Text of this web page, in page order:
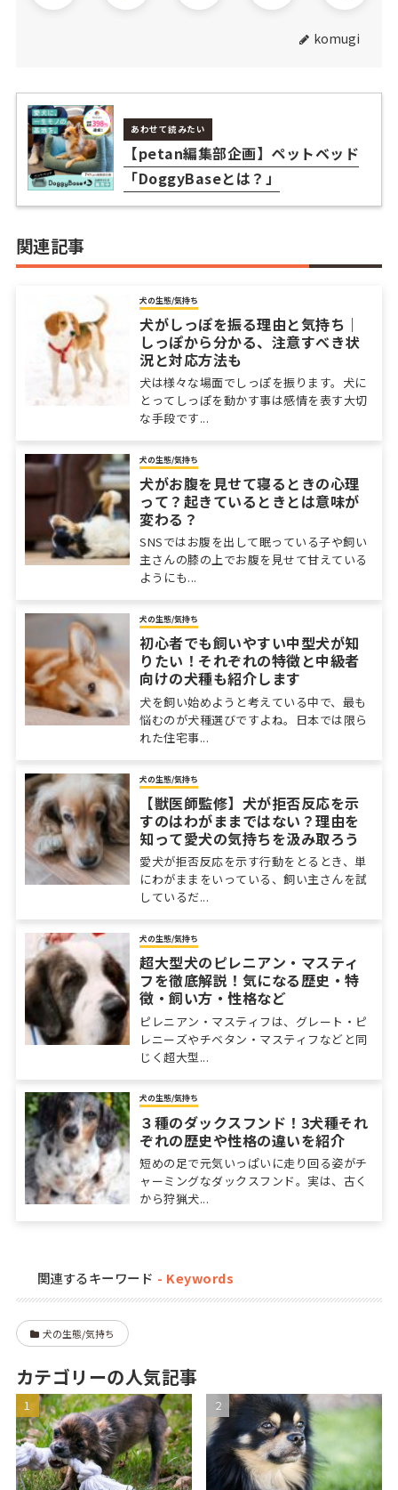
komugi
あわせて読みたい
【petan編集部企画】ペットベッド
「DoggyBaseとは？」
関連記事
犬の生態/気持ち
犬がしっぽを振る理由と気持ち｜
しっぽから分かる、注意すべき状
況と対応方法も
犬は様々な場面でしっぽを振ります。犬に
とってしっぽを動かす事は感情を表す大切
な手段です...
犬の生態/気持ち
犬がお腹を見せて寝るときの心理
って？起きているときとは意味が
変わる？
SNSではお腹を出して眠っている子や飼い
主さんの膝の上でお腹を見せて甘えている
ようにも...
犬の生態/気持ち
初心者でも飼いやすい中型犬が知
りたい！それぞれの特徴と中級者
向けの犬種も紹介します
犬を飼い始めようと考えている中で、最も
悩むのが犬種選びですよね。日本では限ら
れた住宅事...
犬の生態/気持ち
【獣医師監修】犬が拒否反応を示
すのはわがままではない？理由を
知って愛犬の気持ちを汲み取ろう
愛犬が拒否反応を示す行動をとるとき、単
にわがままをいっている、飼い主さんを試
しているだ...
犬の生態/気持ち
超大型犬のピレニアン・マスティ
フを徹底解説！気になる歴史・特
徴・飼い方・性格など
ピレニアン・マスティフは、グレート・ピ
レニーズやチベタン・マスティフなどと同
じく超大型...
犬の生態/気持ち
３種のダックスフンド！3犬種それ
ぞれの歴史や性格の違いを紹介
短めの足で元気いっぱいに走り回る姿がチ
ャーミングなダックスフンド。実は、古く
から狩猟犬...
関連するキーワード
犬の生態/気持ち
カテゴリーの人気記事